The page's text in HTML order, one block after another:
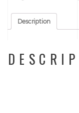
Description